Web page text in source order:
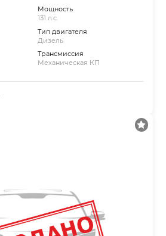
Мощность
131 л.с.
Тип двигателя
Дизель
Трансмиссия
Механическая КП